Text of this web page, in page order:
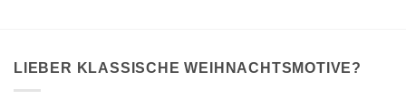
LIEBER KLASSISCHE WEIHNACHTSMOTIVE?